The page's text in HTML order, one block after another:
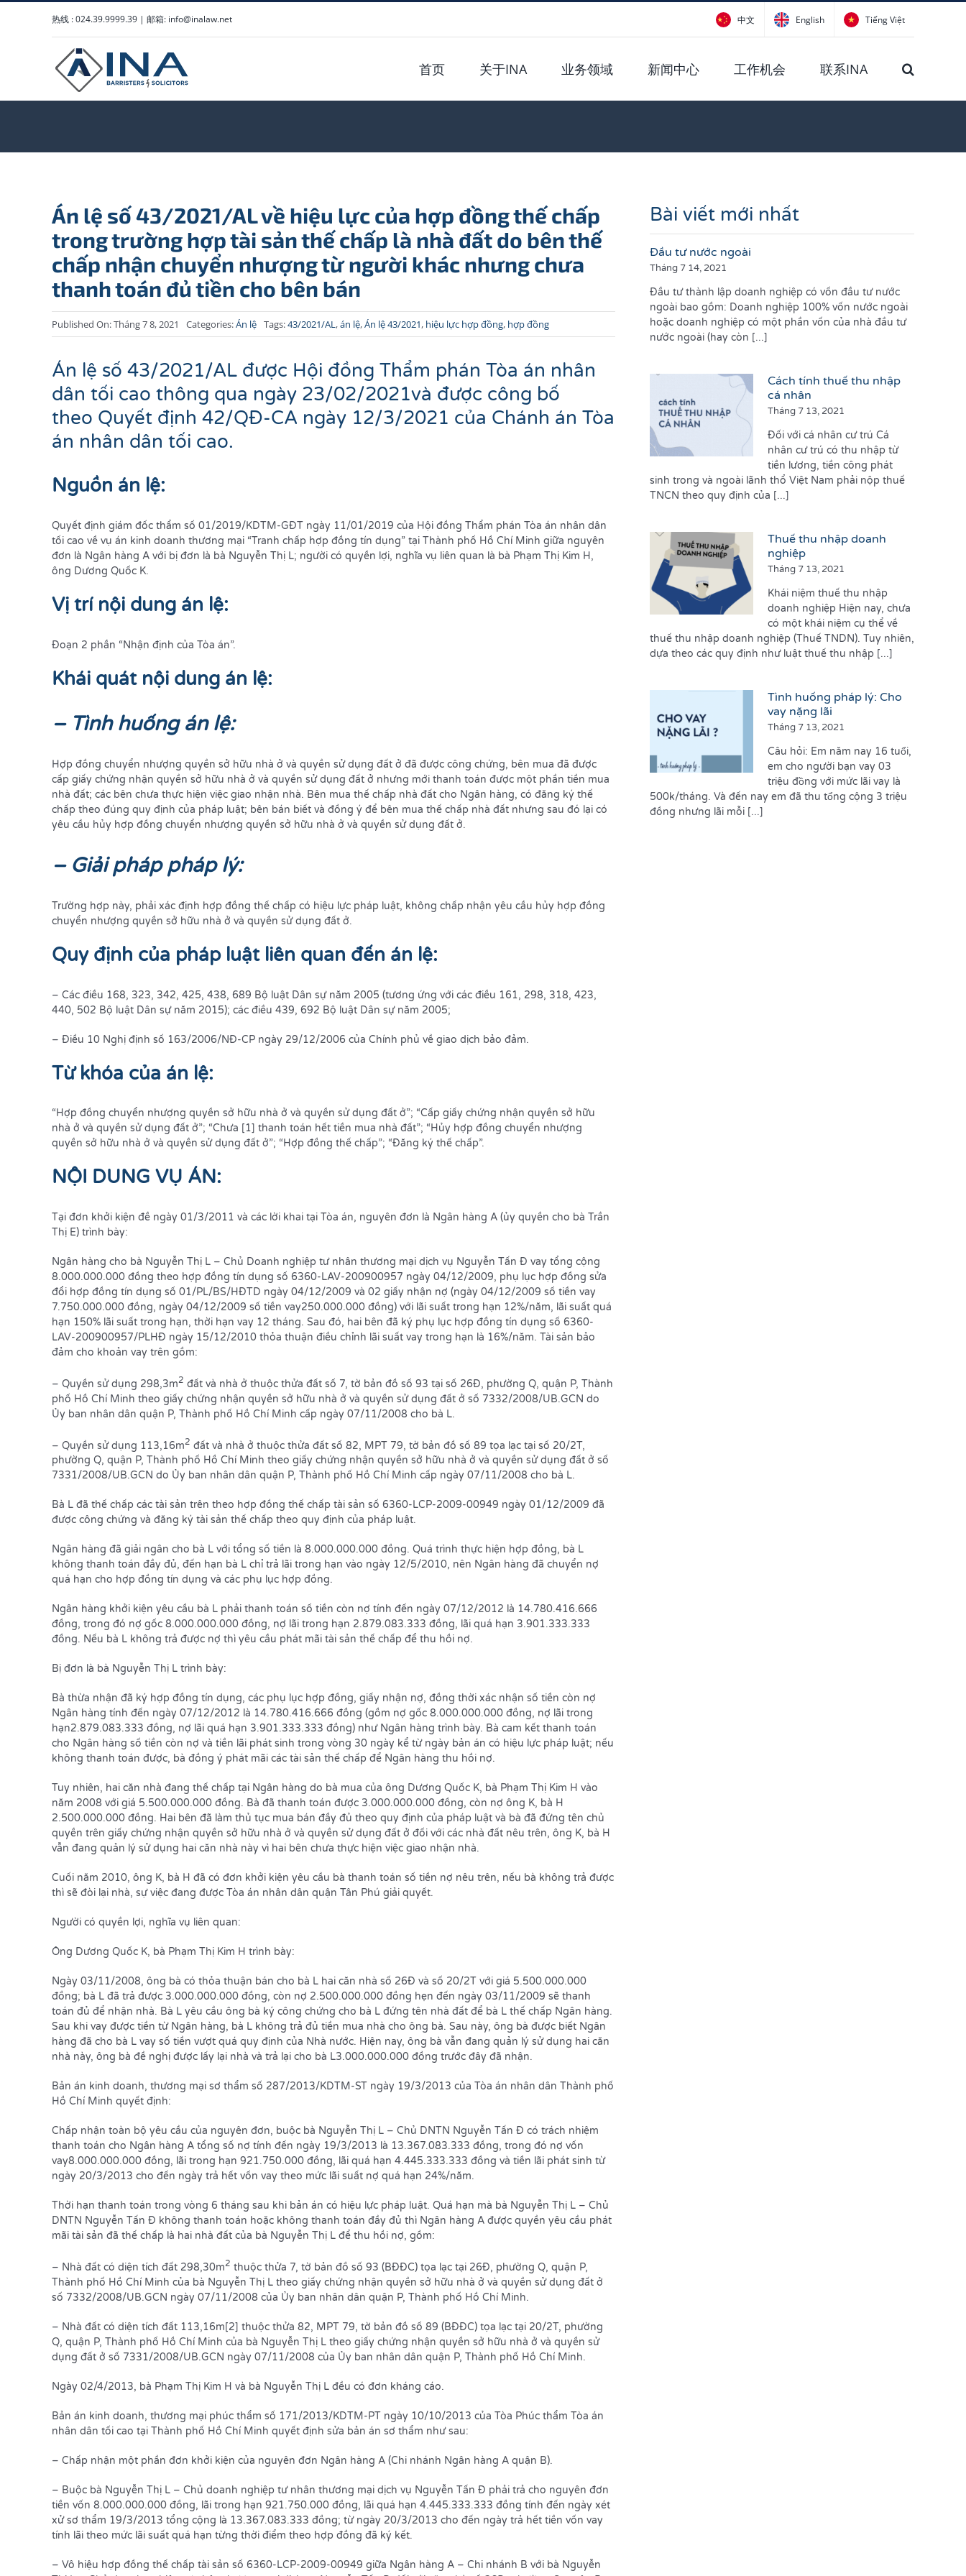
热线 : 024.39.9999.39 | 邮箱: info@inalaw.net 中文 English Tiếng Việt
首页 关于INA 业务领域 新闻中心 工作机会 联系INA
Án lệ số 43/2021/AL về hiệu lực của hợp đồng thế chấp
trong trường hợp tài sản thế chấp là nhà đất do bên thế
chấp nhận chuyển nhượng từ người khác nhưng chưa
thanh toán đủ tiền cho bên bán
Published On: Tháng 7 8, 2021 Categories:Án lệ Tags:43/2021/AL,án lệ,Án lệ 43/2021, hiệu lực hợp đồng, hợp đồng
Án lệ số 43/2021/AL được Hội đồng Thẩm phán Tòa án nhân
dân tối cao thông qua ngày 23/02/2021và được công bố
theo Quyết định 42/QĐ-CA ngày 12/3/2021 của Chánh án Tòa
án nhân dân tối cao.
Nguồn án lệ:
Quyết định giám đốc thẩm số 01/2019/KDTM-GĐT ngày 11/01/2019 của Hội đồng Thẩm phán Tòa án nhân dân
tối cao về vụ án kinh doanh thương mại “Tranh chấp hợp đồng tín dụng” tại Thành phố Hồ Chí Minh giữa nguyên
đơn là Ngân hàng A với bị đơn là bà Nguyễn Thị L; người có quyền lợi, nghĩa vụ liên quan là bà Phạm Thị Kim H,
ông Dương Quốc K.
Vị trí nội dung án lệ:
Đoạn 2 phần “Nhận định của Tòa án”.
Khái quát nội dung án lệ:
– Tình huống án lệ:
Hợp đồng chuyển nhượng quyền sở hữu nhà ở và quyền sử dụng đất ở đã được công chứng, bên mua đã được
cấp giấy chứng nhận quyền sở hữu nhà ở và quyền sử dụng đất ở nhưng mới thanh toán được một phần tiền mua
nhà đất; các bên chưa thực hiện việc giao nhận nhà. Bên mua thế chấp nhà đất cho Ngân hàng, có đăng ký thế
chấp theo đúng quy định của pháp luật; bên bán biết và đồng ý để bên mua thế chấp nhà đất nhưng sau đó lại có
yêu cầu hủy hợp đồng chuyển nhượng quyền sở hữu nhà ở và quyền sử dụng đất ở.
– Giải pháp pháp lý:
Trường hợp này, phải xác định hợp đồng thế chấp có hiệu lực pháp luật, không chấp nhận yêu cầu hủy hợp đồng
chuyển nhượng quyền sở hữu nhà ở và quyền sử dụng đất ở.
Quy định của pháp luật liên quan đến án lệ:
– Các điều 168, 323, 342, 425, 438, 689 Bộ luật Dân sự năm 2005 (tương ứng với các điều 161, 298, 318, 423,
440, 502 Bộ luật Dân sự năm 2015); các điều 439, 692 Bộ luật Dân sự năm 2005;
– Điều 10 Nghị định số 163/2006/NĐ-CP ngày 29/12/2006 của Chính phủ về giao dịch bảo đảm.
Từ khóa của án lệ:
“Hợp đồng chuyển nhượng quyền sở hữu nhà ở và quyền sử dụng đất ở”; “Cấp giấy chứng nhận quyền sở hữu
nhà ở và quyền sử dụng đất ở”; “Chưa [1] thanh toán hết tiền mua nhà đất”; “Hủy hợp đồng chuyển nhượng
quyền sở hữu nhà ở và quyền sử dụng đất ở”; “Hợp đồng thế chấp”; “Đăng ký thế chấp”.
NỘI DUNG VỤ ÁN:
Tại đơn khởi kiện đề ngày 01/3/2011 và các lời khai tại Tòa án, nguyên đơn là Ngân hàng A (ủy quyền cho bà Trần
Thị E) trình bày:
Ngân hàng cho bà Nguyễn Thị L – Chủ Doanh nghiệp tư nhân thương mại dịch vụ Nguyễn Tấn Đ vay tổng cộng
8.000.000.000 đồng theo hợp đồng tín dụng số 6360-LAV-200900957 ngày 04/12/2009, phụ lục hợp đồng sửa
đổi hợp đồng tín dụng số 01/PL/BS/HĐTD ngày 04/12/2009 và 02 giấy nhận nợ (ngày 04/12/2009 số tiền vay
7.750.000.000 đồng, ngày 04/12/2009 số tiền vay250.000.000 đồng) với lãi suất trong hạn 12%/năm, lãi suất quá
hạn 150% lãi suất trong hạn, thời hạn vay 12 tháng. Sau đó, hai bên đã ký phụ lục hợp đồng tín dụng số 6360-
LAV-200900957/PLHĐ ngày 15/12/2010 thỏa thuận điều chỉnh lãi suất vay trong hạn là 16%/năm. Tài sản bảo
đảm cho khoản vay trên gồm:
– Quyền sử dụng 298,3m2 đất và nhà ở thuộc thửa đất số 7, tờ bản đồ số 93 tại số 26Đ, phường Q, quận P, Thành
phố Hồ Chí Minh theo giấy chứng nhận quyền sở hữu nhà ở và quyền sử dụng đất ở số 7332/2008/UB.GCN do
Ủy ban nhân dân quận P, Thành phố Hồ Chí Minh cấp ngày 07/11/2008 cho bà L.
– Quyền sử dụng 113,16m2 đất và nhà ở thuộc thửa đất số 82, MPT 79, tờ bản đồ số 89 tọa lạc tại số 20/2T,
phường Q, quận P, Thành phố Hồ Chí Minh theo giấy chứng nhận quyền sở hữu nhà ở và quyền sử dụng đất ở số
7331/2008/UB.GCN do Ủy ban nhân dân quận P, Thành phố Hồ Chí Minh cấp ngày 07/11/2008 cho bà L.
Bà L đã thế chấp các tài sản trên theo hợp đồng thế chấp tài sản số 6360-LCP-2009-00949 ngày 01/12/2009 đã
được công chứng và đăng ký tài sản thế chấp theo quy định của pháp luật.
Ngân hàng đã giải ngân cho bà L với tổng số tiền là 8.000.000.000 đồng. Quá trình thực hiện hợp đồng, bà L
không thanh toán đầy đủ, đến hạn bà L chỉ trả lãi trong hạn vào ngày 12/5/2010, nên Ngân hàng đã chuyển nợ
quá hạn cho hợp đồng tín dụng và các phụ lục hợp đồng.
Ngân hàng khởi kiện yêu cầu bà L phải thanh toán số tiền còn nợ tính đến ngày 07/12/2012 là 14.780.416.666
đồng, trong đó nợ gốc 8.000.000.000 đồng, nợ lãi trong hạn 2.879.083.333 đồng, lãi quá hạn 3.901.333.333
đồng. Nếu bà L không trả được nợ thì yêu cầu phát mãi tài sản thế chấp để thu hồi nợ.
Bị đơn là bà Nguyễn Thị L trình bày:
Bà thừa nhận đã ký hợp đồng tín dụng, các phụ lục hợp đồng, giấy nhận nợ, đồng thời xác nhận số tiền còn nợ
Ngân hàng tính đến ngày 07/12/2012 là 14.780.416.666 đồng (gồm nợ gốc 8.000.000.000 đồng, nợ lãi trong
hạn2.879.083.333 đồng, nợ lãi quá hạn 3.901.333.333 đồng) như Ngân hàng trình bày. Bà cam kết thanh toán
cho Ngân hàng số tiền còn nợ và tiền lãi phát sinh trong vòng 30 ngày kể từ ngày bản án có hiệu lực pháp luật; nếu
không thanh toán được, bà đồng ý phát mãi các tài sản thế chấp để Ngân hàng thu hồi nợ.
Tuy nhiên, hai căn nhà đang thế chấp tại Ngân hàng do bà mua của ông Dương Quốc K, bà Phạm Thị Kim H vào
năm 2008 với giá 5.500.000.000 đồng. Bà đã thanh toán được 3.000.000.000 đồng, còn nợ ông K, bà H
2.500.000.000 đồng. Hai bên đã làm thủ tục mua bán đầy đủ theo quy định của pháp luật và bà đã đứng tên chủ
quyền trên giấy chứng nhận quyền sở hữu nhà ở và quyền sử dụng đất ở đối với các nhà đất nêu trên, ông K, bà H
vẫn đang quản lý sử dụng hai căn nhà này vì hai bên chưa thực hiện việc giao nhận nhà.
Cuối năm 2010, ông K, bà H đã có đơn khởi kiện yêu cầu bà thanh toán số tiền nợ nêu trên, nếu bà không trả được
thì sẽ đòi lại nhà, sự việc đang được Tòa án nhân dân quận Tân Phú giải quyết.
Người có quyền lợi, nghĩa vụ liên quan:
Ông Dương Quốc K, bà Phạm Thị Kim H trình bày:
Ngày 03/11/2008, ông bà có thỏa thuận bán cho bà L hai căn nhà số 26Đ và số 20/2T với giá 5.500.000.000
đồng; bà L đã trả được 3.000.000.000 đồng, còn nợ 2.500.000.000 đồng hẹn đến ngày 03/11/2009 sẽ thanh
toán đủ để nhận nhà. Bà L yêu cầu ông bà ký công chứng cho bà L đứng tên nhà đất để bà L thế chấp Ngân hàng.
Sau khi vay được tiền từ Ngân hàng, bà L không trả đủ tiền mua nhà cho ông bà. Sau này, ông bà được biết Ngân
hàng đã cho bà L vay số tiền vượt quá quy định của Nhà nước. Hiện nay, ông bà vẫn đang quản lý sử dụng hai căn
nhà này, ông bà đề nghị được lấy lại nhà và trả lại cho bà L3.000.000.000 đồng trước đây đã nhận.
Bản án kinh doanh, thương mại sơ thẩm số 287/2013/KDTM-ST ngày 19/3/2013 của Tòa án nhân dân Thành phố
Hồ Chí Minh quyết định:
Chấp nhận toàn bộ yêu cầu của nguyên đơn, buộc bà Nguyễn Thị L – Chủ DNTN Nguyễn Tấn Đ có trách nhiệm
thanh toán cho Ngân hàng A tổng số nợ tính đến ngày 19/3/2013 là 13.367.083.333 đồng, trong đó nợ vốn
vay8.000.000.000 đồng, lãi trong hạn 921.750.000 đồng, lãi quá hạn 4.445.333.333 đồng và tiền lãi phát sinh từ
ngày 20/3/2013 cho đến ngày trả hết vốn vay theo mức lãi suất nợ quá hạn 24%/năm.
Thời hạn thanh toán trong vòng 6 tháng sau khi bản án có hiệu lực pháp luật. Quá hạn mà bà Nguyễn Thị L – Chủ
DNTN Nguyễn Tấn Đ không thanh toán hoặc không thanh toán đầy đủ thì Ngân hàng A được quyền yêu cầu phát
mãi tài sản đã thế chấp là hai nhà đất của bà Nguyễn Thị L để thu hồi nợ, gồm:
– Nhà đất có diện tích đất 298,30m2 thuộc thửa 7, tờ bản đồ số 93 (BĐĐC) tọa lạc tại 26Đ, phường Q, quận P,
Thành phố Hồ Chí Minh của bà Nguyễn Thị L theo giấy chứng nhận quyền sở hữu nhà ở và quyền sử dụng đất ở
số 7332/2008/UB.GCN ngày 07/11/2008 của Ủy ban nhân dân quận P, Thành phố Hồ Chí Minh.
– Nhà đất có diện tích đất 113,16m[2] thuộc thửa 82, MPT 79, tờ bản đồ số 89 (BĐĐC) tọa lạc tại 20/2T, phường
Q, quận P, Thành phố Hồ Chí Minh của bà Nguyễn Thị L theo giấy chứng nhận quyền sở hữu nhà ở và quyền sử
dụng đất ở số 7331/2008/UB.GCN ngày 07/11/2008 của Ủy ban nhân dân quận P, Thành phố Hồ Chí Minh.
Ngày 02/4/2013, bà Phạm Thị Kim H và bà Nguyễn Thị L đều có đơn kháng cáo.
Bản án kinh doanh, thương mại phúc thẩm số 171/2013/KDTM-PT ngày 10/10/2013 của Tòa Phúc thẩm Tòa án
nhân dân tối cao tại Thành phố Hồ Chí Minh quyết định sửa bản án sơ thẩm như sau:
– Chấp nhận một phần đơn khởi kiện của nguyên đơn Ngân hàng A (Chi nhánh Ngân hàng A quận B).
– Buộc bà Nguyễn Thị L – Chủ doanh nghiệp tư nhân thương mại dịch vụ Nguyễn Tấn Đ phải trả cho nguyên đơn
tiền vốn 8.000.000.000 đồng, lãi trong hạn 921.750.000 đồng, lãi quá hạn 4.445.333.333 đồng tính đến ngày xét
xử sơ thẩm 19/3/2013 tổng cộng là 13.367.083.333 đồng; từ ngày 20/3/2013 cho đến ngày trả hết tiền vốn vay
tính lãi theo mức lãi suất quá hạn từng thời điểm theo hợp đồng đã ký kết.
– Vô hiệu hợp đồng thế chấp tài sản số 6360-LCP-2009-00949 giữa Ngân hàng A – Chi nhánh B với bà Nguyễn
Bài viết mới nhất
Đầu tư nước ngoài
Tháng 7 14, 2021
Đầu tư thành lập doanh nghiệp có vốn đầu tư nước
ngoài bao gồm: Doanh nghiệp 100% vốn nước ngoài
hoặc doanh nghiệp có một phần vốn của nhà đầu tư
nước ngoài (hay còn [...]
Cách tính thuế thu nhập
cá nhân
Tháng 7 13, 2021
Đối với cá nhân cư trú Cá
nhân cư trú có thu nhập từ
tiền lương, tiền công phát
sinh trong và ngoài lãnh thổ Việt Nam phải nộp thuế
TNCN theo quy định của [...]
Thuế thu nhập doanh
nghiệp
Tháng 7 13, 2021
Khái niệm thuế thu nhập
doanh nghiệp Hiện nay, chưa
có một khái niệm cụ thể về
thuế thu nhập doanh nghiệp (Thuế TNDN). Tuy nhiên,
dựa theo các quy định như luật thuế thu nhập [...]
Tình huống pháp lý: Cho
vay nặng lãi
Tháng 7 13, 2021
Câu hỏi: Em năm nay 16 tuổi,
em cho người bạn vay 03
triệu đồng với mức lãi vay là
500k/tháng. Và đến nay em đã thu tổng cộng 3 triệu
đồng nhưng lãi mỗi [...]